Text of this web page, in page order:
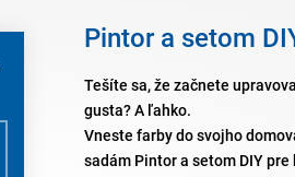
Pintor a setom
Tešíte sa, že začnete
gusta? A ľahko.
Vneste farby do svojho
sadám Pintor a setom DIY pre